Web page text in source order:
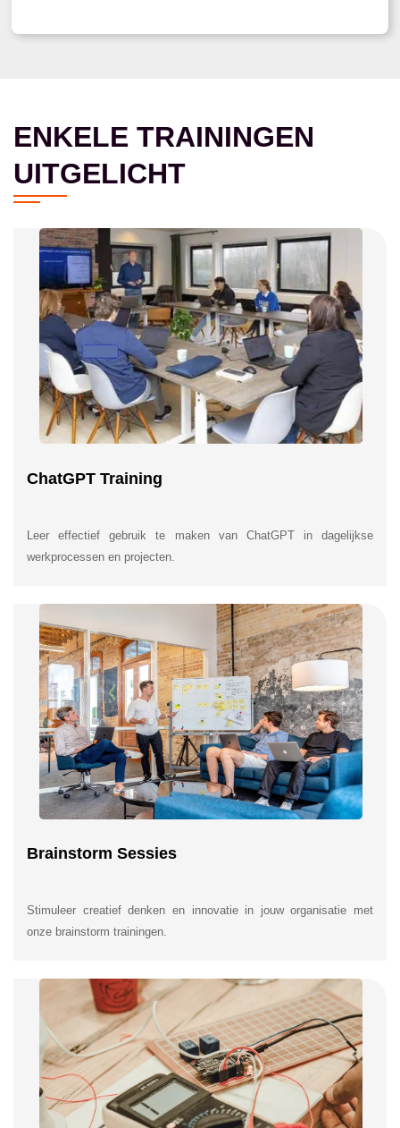
ENKELE TRAININGEN
UITGELICHT
ChatGPT Training
Leer effectief gebruik te maken van ChatGPT in dagelijkse
werkprocessen en projecten.
Brainstorm Sessies
Stimuleer creatief denken en innovatie in jouw organisatie met
onze brainstorm trainingen.